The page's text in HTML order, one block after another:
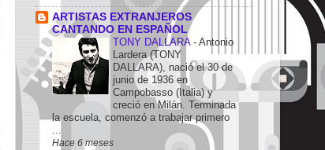
ARTISTAS EXTRANJEROS
CANTANDO EN ESPAÑOL
TONY DALLARA - Antonio
Lardera (TONY
DALLARA), nació el 30 de
junio de 1936 en
Campobasso (Italia) y
creció en Milán. Terminada
la escuela, comenzó a trabajar primero
...
Hace 6 meses